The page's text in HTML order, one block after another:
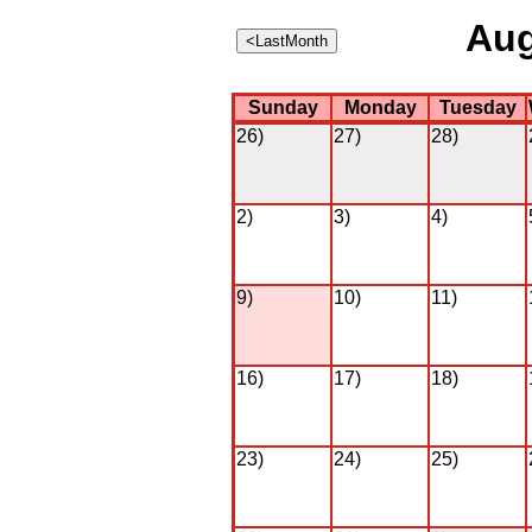
Sunday Monday Tuesday
26)
27) 28)
2) 3) 4)
9) 10) 11)
16) 17) 18)
23) 24) 25)